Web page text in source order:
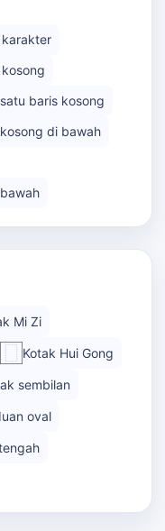
baris kosong
di bawah
Mi Zi
Kotak Hui Gong
sembilan
oval